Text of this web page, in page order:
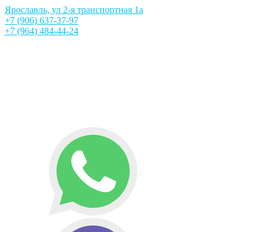
Ярославль, ул 2-я транспортная 1а
+7 (906) 637-37-97
+7 (964) 484-44-24